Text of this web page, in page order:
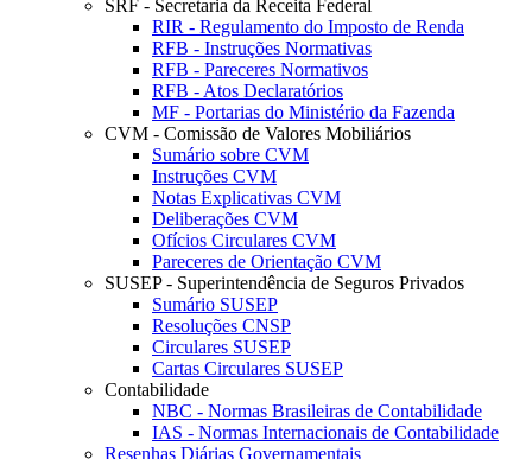
SRF - Secretaria da Receita Federal
RIR - Regulamento do Imposto de Renda
RFB - Instruções Normativas
RFB - Pareceres Normativos
RFB - Atos Declaratórios
MF - Portarias do Ministério da Fazenda
CVM - Comissão de Valores Mobiliários
Sumário sobre CVM
Instruções CVM
Notas Explicativas CVM
Deliberações CVM
Ofícios Circulares CVM
Pareceres de Orientação CVM
SUSEP - Superintendência de Seguros Privados
Sumário SUSEP
Resoluções CNSP
Circulares SUSEP
Cartas Circulares SUSEP
Contabilidade
NBC - Normas Brasileiras de Contabilidade
IAS - Normas Internacionais de Contabilidade
Resenhas Diárias Governamentais